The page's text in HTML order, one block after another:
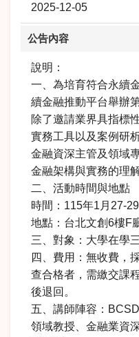
2025-12-05
公告內容
說明：
一、為培育符合永續
續金融推動平台舉辦
除了邀請業界具指標
實務工具以及案例研
金融資深主管及領域
金融架構與實務的理
二、活動時間與地點
時間：115年1月27-29
地點：台北文創6樓F
三、對象：大學在學
四、費用：無收費，
查合格者，需繳交課
後退回。
五、講師陣容：
領域教授、金融業資